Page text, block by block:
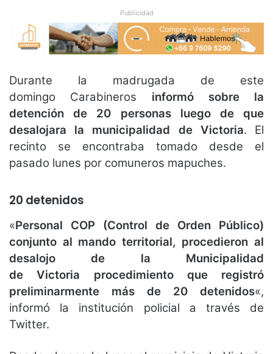
Publicidad
Durante la madrugada de este
domingo Carabineros informó sobre la
detención de 20 personas luego de que
desalojara la municipalidad de Victoria. El
recinto se encontraba tomado desde el
pasado lunes por comuneros mapuches.
20 detenidos
«Personal COP (Control de Orden Público)
conjunto al mando territorial, procedieron al
desalojo de la Municipalidad
deVictoria procedimiento que registró
preliminarmente más de 20 detenidos«,
informó la institución policial a través de
Twitter.